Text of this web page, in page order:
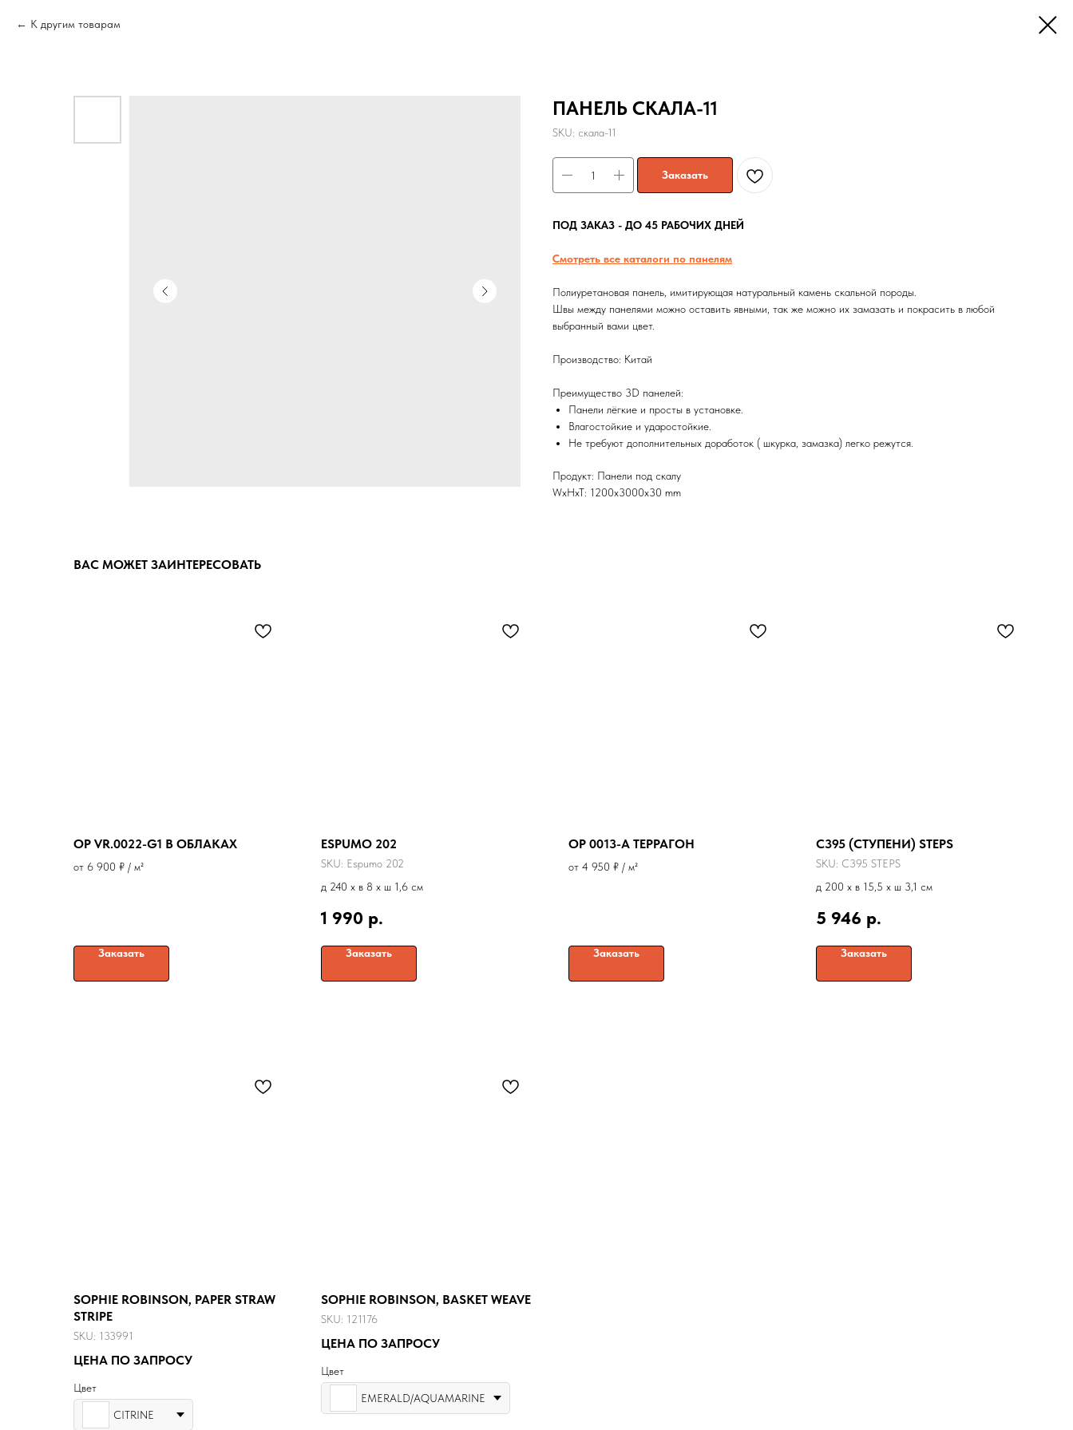
К другим товарам
ПАНЕЛЬ СКАЛА-11
SKU: скала-11
Заказать
ПОД ЗАКАЗ - ДО 45 РАБОЧИХ ДНЕЙ
Смотреть все каталоги по панелям
Полиуретановая панель, имитирующая натуральный камень скальной породы.
Швы между панелями можно оставить явными, так же можно их замазать и покрасить в любой
выбранный вами цвет.
Производство: Китай
Преимущество 3D панелей:
Панели лёгкие и просты в установке.
Влагостойкие и ударостойкие.
Не требуют дополнительных доработок ( шкурка, замазка) легко режутся.
Продукт: Панели под скалу
WxHxT: 1200x3000x30 mm
ВАС МОЖЕТ ЗАИНТЕРЕСОВАТЬ
OP VR.0022-G1 В ОБЛАКАХ
от 6 900 ₽ / м²
Заказать
ESPUMO 202
SKU: Espumo 202
д 240 x в 8 x ш 1,6 см
1 990 р.
Заказать
OP 0013-A ТЕРРАГОН
от 4 950 ₽ / м²
Заказать
C395 (СТУПЕНИ) STEPS
SKU: C395 STEPS
д 200 x в 15,5 x ш 3,1 см
5 946 р.
Заказать
SOPHIE ROBINSON, PAPER STRAW
STRIPE
SKU: 133991
ЦЕНА ПО ЗАПРОСУ
Цвет
CITRINE
SOPHIE ROBINSON, BASKET WEAVE
SKU: 121176
ЦЕНА ПО ЗАПРОСУ
Цвет
EMERALD/AQUAMARINE